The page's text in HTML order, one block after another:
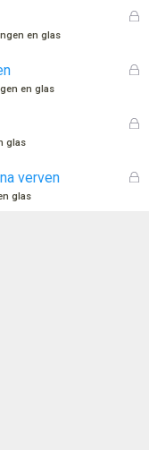
n
G
n
en glas
G
n
en glas
G
glas
G
verven
glas